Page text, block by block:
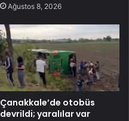
Ağustos 8, 2026
Çanakkale’de otobüs
devrildi; yaralılar var